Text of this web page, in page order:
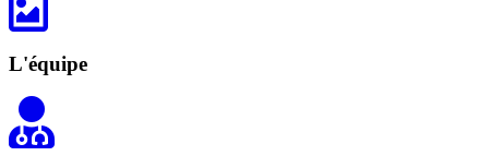
L'équipe